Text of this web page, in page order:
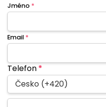
Jméno *
Email *
Telefon*
Česko (+420)